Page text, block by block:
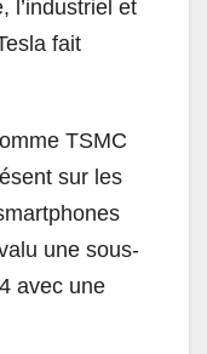
l’industriel et
fait
TSMC
sur les
une sous-
avec une